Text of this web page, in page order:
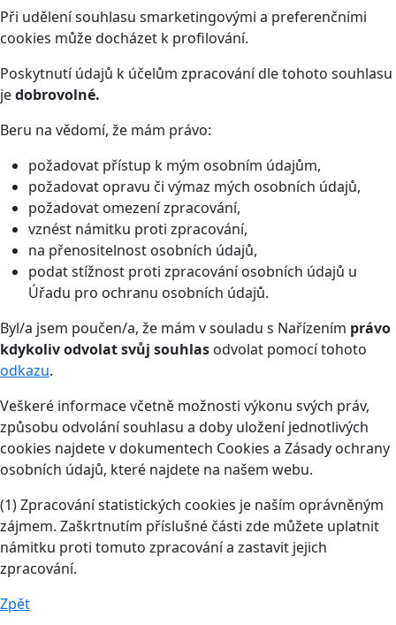
Při udělení souhlasu smarketingovými a preferenčními
cookies může docházet k profilování.
Poskytnutí údajů k účelům zpracování dle tohoto souhlasu
jedobrovolné.
Beru na vědomí, že mám právo:
požadovat přístup k mým osobním údajům,
požadovat opravu či výmaz mých osobních údajů,
požadovat omezení zpracování,
vznést námitku proti zpracování,
na přenositelnost osobních údajů,
podat stížnost proti zpracování osobních údajů u
Úřadu pro ochranu osobních údajů.
Byl/a jsem poučen/a, že mám v souladu s Nařízením právo
kdykoliv odvolat svůj souhlas odvolat pomocí tohoto
odkazu.
Veškeré informace včetně možnosti výkonu svých práv,
způsobu odvolání souhlasu a doby uložení jednotlivých
cookies najdete v dokumentech Cookies a Zásady ochrany
osobních údajů, které najdete na našem webu.
(1) Zpracování statistických cookies je naším oprávněným
zájmem. Zaškrtnutím příslušné části zde můžete uplatnit
námitku proti tomuto zpracování a zastavit jejich
zpracování.
Zpět